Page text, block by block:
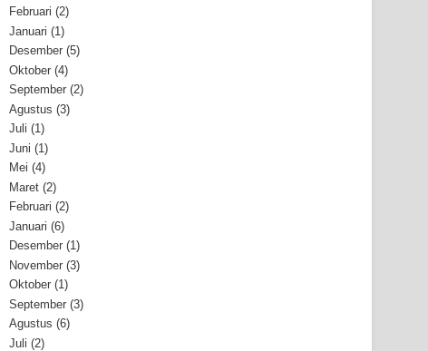
Februari (2)
Januari (1)
Desember (5)
Oktober (4)
September (2)
Agustus (3)
Juli (1)
Juni (1)
Mei (4)
Maret (2)
Februari (2)
Januari (6)
Desember (1)
November (3)
Oktober (1)
September (3)
Agustus (6)
Juli (2)